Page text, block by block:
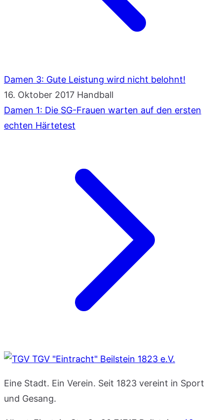
Damen 3: Gute Leistung wird nicht belohnt!
16. Oktober 2017 Handball
Damen 1: Die SG-Frauen warten auf den ersten
echten Härtetest
TGV "Eintracht" Beilstein 1823 e.V.
Eine Stadt. Ein Verein. Seit 1823 vereint in Sport
und Gesang.